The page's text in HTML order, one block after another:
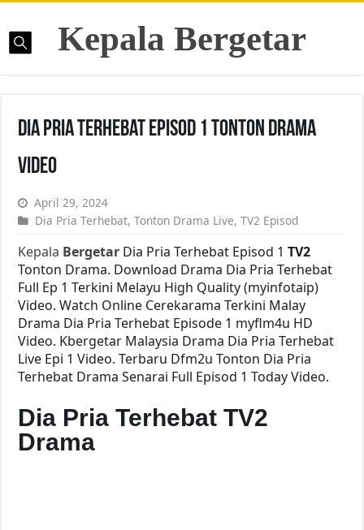
Kepala Bergetar
Dia Pria Terhebat Episod 1 Tonton Drama
Video
April 29, 2024
Dia Pria Terhebat,Tonton Drama Live,TV2 Episod
Kepala Bergetar Dia Pria Terhebat Episod 1TV2
Tonton Drama. Download Drama Dia Pria Terhebat
Full Ep 1 Terkini Melayu High Quality (myinfotaip)
Video. Watch Online Cerekarama Terkini Malay
Drama Dia Pria Terhebat Episode 1 myflm4u HD
Video. Kbergetar Malaysia Drama Dia Pria Terhebat
Live Epi 1 Video. Terbaru Dfm2u Tonton Dia Pria
Terhebat Drama Senarai Full Episod 1 Today Video.
Dia Pria Terhebat TV2
Drama